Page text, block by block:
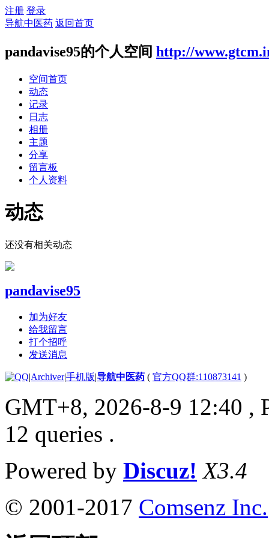
注册 登录
导航中医药 返回首页
pandavise95的个人空间 http://
空间首页
动态
记录
日志
相册
主题
分享
留言板
个人资料
动态
还没有相关动态
pandavise95
加为好友
给我留言
打个招呼
发送消息
|Archiver|手机版|导航中医药 ( 官方QQ群:110873141 )
GMT+8, 2026-8-9 12:40 ,
12 queries .
Powered by Discuz! X3.4
© 2001-2017 Comsenz Inc.